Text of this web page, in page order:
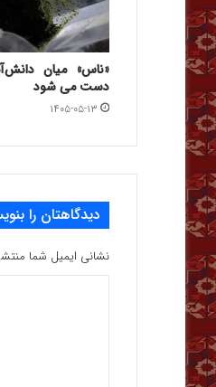
«ناس» میان
دست می شود
۱۴۰۵-۰۵-۱۳
دیدگاهتان را
نشانی ایمیل شما